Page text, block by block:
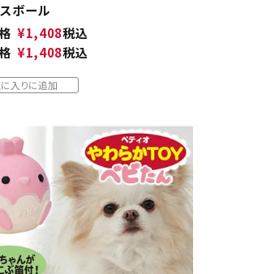
ボール
¥1,408税込
¥1,408税込
入りに追加